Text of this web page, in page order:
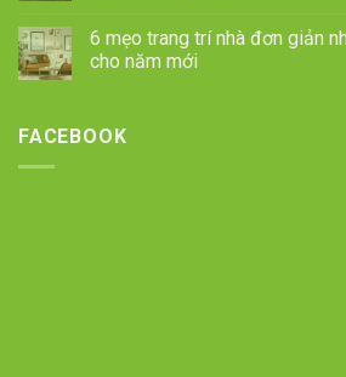
6 mẹo trang trí nhà đơn giản
cho năm mới
FACEBOOK